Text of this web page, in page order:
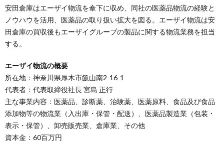
安田倉庫はエーザイ物流を傘下に収め、同社の医薬品物流の経験と
ノウハウを活用、医薬品の取り扱い拡大を図る。エーザイ物流は安
田倉庫の買収後もエーザイグループの製品に関する物流業務を担当
する。
エーザイ物流の概要
所在地：神奈川県厚木市飯山南2-16-1
代表者：代表取締役社長 宮島 正行
主な事業内容：医薬品、診断薬、治験薬、医薬原料、食品及び食品
添加物等の物流業（入出庫・保管・配送）、医薬品製造業（包装・
表示・保管）、卸売販売業、倉庫業、その他
資本金：60百万円